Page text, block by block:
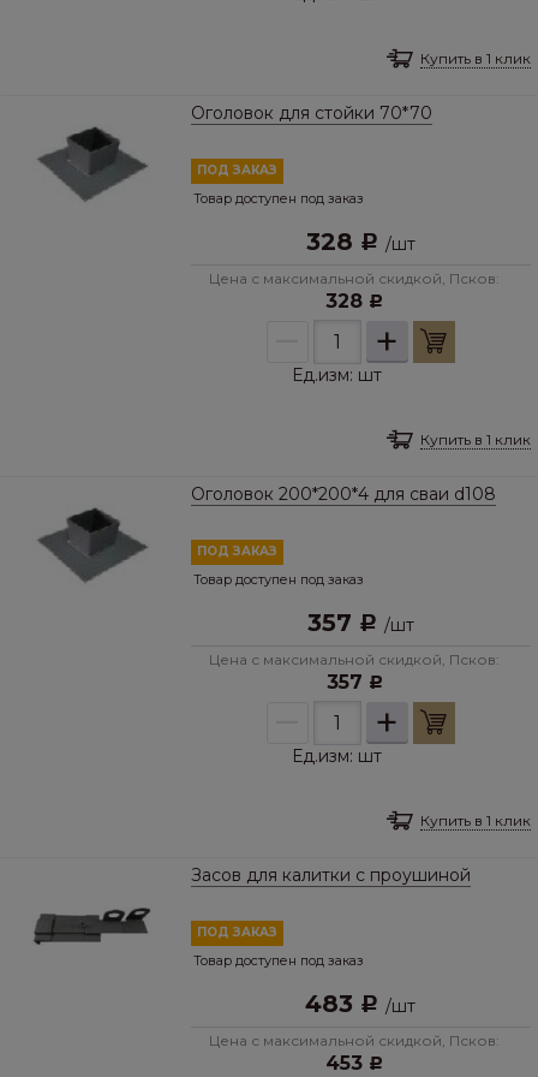
Купить в 1 клик
Оголовок для стойки 70*70
ПОД ЗАКАЗ
Товар доступен под заказ
328 Р /шт
Цена с максимальной скидкой, Псков:
328 Р
+
Ед.изм: шт
Купить в 1 клик
Оголовок 200*200*4 для сваи d108
ПОД ЗАКАЗ
Товар доступен под заказ
357 Р /шт
Цена с максимальной скидкой, Псков:
357 Р
+
Ед.изм: шт
Купить в 1 клик
Засов для калитки с проушиной
ПОД ЗАКАЗ
Товар доступен под заказ
483 Р /шт
Цена с максимальной скидкой, Псков:
453 Р